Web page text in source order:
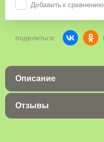
Добавить к сравнению
поделиться:
Описание
Отзывы